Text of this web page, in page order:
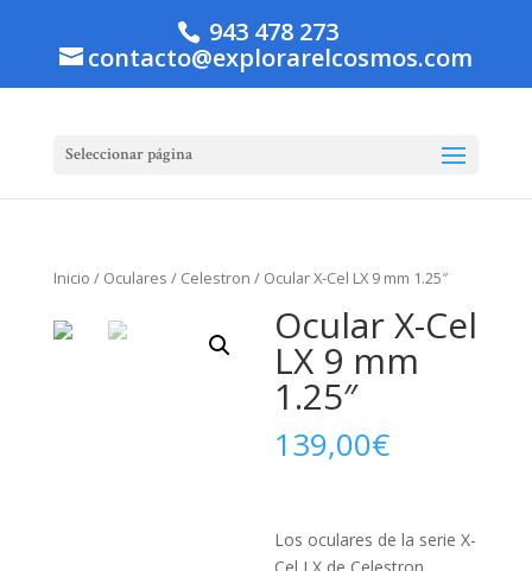
943 478 273
contacto@explorarelcosmos.com
Seleccionar página
Inicio / Oculares / Celestron / Ocular X-Cel LX 9 mm 1.25″
Ocular X-Cel
LX 9 mm
1.25″
139,00€
Los oculares de la serie X-